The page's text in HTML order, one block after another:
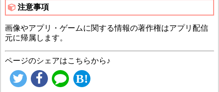
注意事項
画像やアプリ・ゲームに関する情報の著作権はアプリ配信
元に帰属します。
ページのシェアはこちらから♪